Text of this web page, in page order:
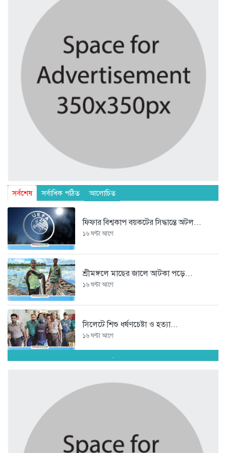
সর্বশেষ সর্বাধিক পঠিত আলোচিত
ফিফার বিশ্বকাপ বয়কটের সিদ্ধান্তে অটল...
১৬ ঘণ্টা আগে
শ্রীমঙ্গলে মাছের জালে আটকা পড়ে...
১৬ ঘণ্টা আগে
সিলেটে শিশু ধর্ষণচেষ্টা ও হত্যা...
১৬ ঘণ্টা আগে
১৬ ঘণ্টা আগে
.